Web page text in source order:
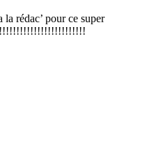
rédac’ pour ce super